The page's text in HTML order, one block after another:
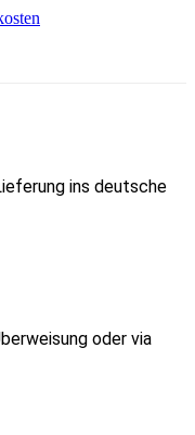
ins deutsche
oder via